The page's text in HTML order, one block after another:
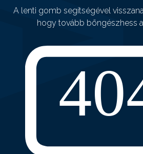
A lenti gomb segítségével
hogy tovább böngészhess